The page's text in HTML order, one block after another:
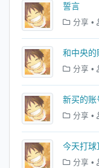
誓言
分享 •
和中央的
分享 •
新买的账
分享 •
今天打球
分享 •